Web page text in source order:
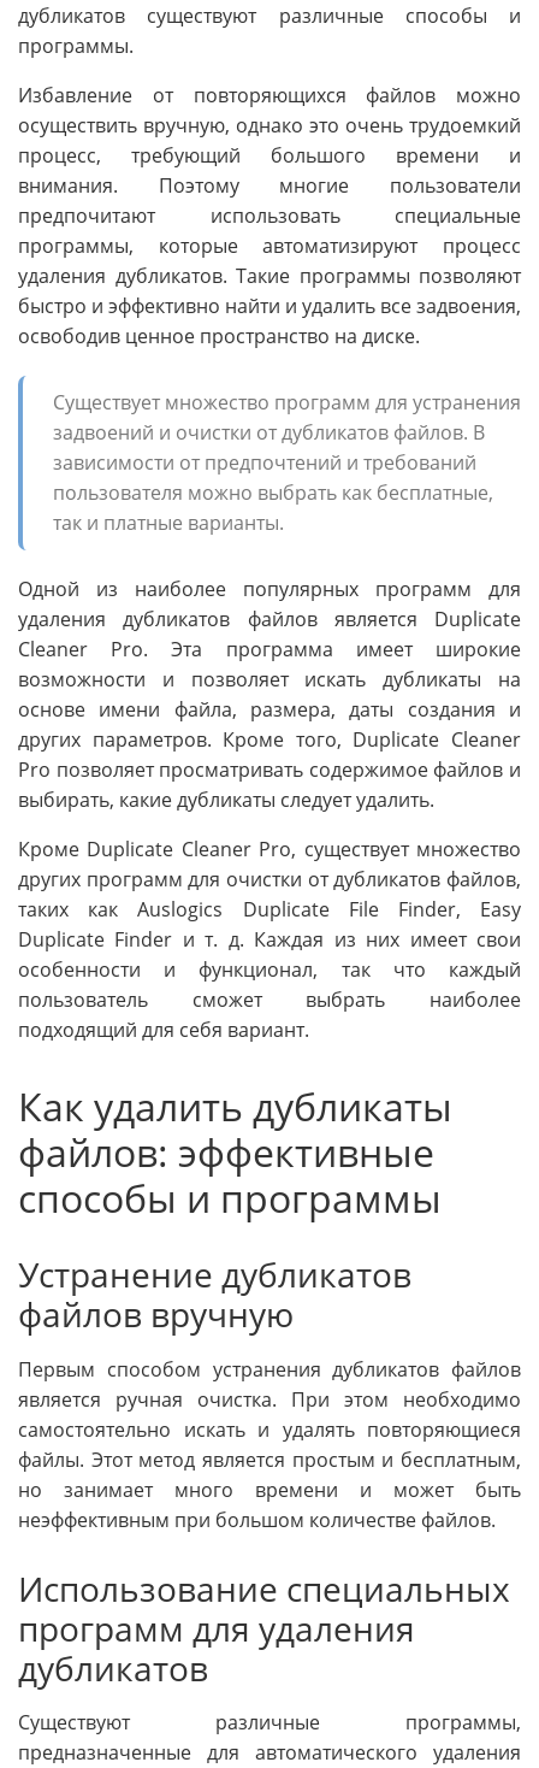
дубликатов существуют различные способы и
программы.
Избавление от повторяющихся файлов можно
осуществить вручную, однако это очень трудоемкий
процесс, требующий большого времени и
внимания. Поэтому многие пользователи
предпочитают использовать специальные
программы, которые автоматизируют процесс
удаления дубликатов. Такие программы позволяют
быстро и эффективно найти и удалить все задвоения,
освободив ценное пространство на диске.
Существует множество программ для устранения
задвоений и очистки от дубликатов файлов. В
зависимости от предпочтений и требований
пользователя можно выбрать как бесплатные,
так и платные варианты.
Одной из наиболее популярных программ для
удаления дубликатов файлов является Duplicate
Cleaner Pro. Эта программа имеет широкие
возможности и позволяет искать дубликаты на
основе имени файла, размера, даты создания и
других параметров. Кроме того, Duplicate Cleaner
Pro позволяет просматривать содержимое файлов и
выбирать, какие дубликаты следует удалить.
Кроме Duplicate Cleaner Pro, существует множество
других программ для очистки от дубликатов файлов,
таких как Auslogics Duplicate File Finder, Easy
Duplicate Finder и т. д. Каждая из них имеет свои
особенности и функционал, так что каждый
пользователь сможет выбрать наиболее
подходящий для себя вариант.
Как удалить дубликаты
файлов: эффективные
способы и программы
Устранение дубликатов
файлов вручную
Первым способом устранения дубликатов файлов
является ручная очистка. При этом необходимо
самостоятельно искать и удалять повторяющиеся
файлы. Этот метод является простым и бесплатным,
но занимает много времени и может быть
неэффективным при большом количестве файлов.
Использование специальных
программ для удаления
дубликатов
Существуют различные программы,
предназначенные для автоматического удаления